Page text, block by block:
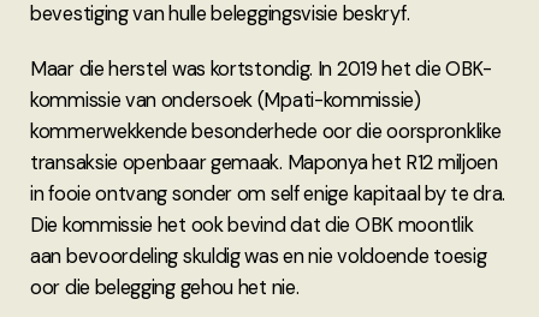
bevestiging van hulle beleggingsvisie beskryf.
Maar die herstel was kortstondig. In 2019 het die OBK-
kommissie van ondersoek (Mpati-kommissie)
kommerwekkende besonderhede oor die oorspronklike
transaksie openbaar gemaak. Maponya het R12 miljoen
in fooie ontvang sonder om self enige kapitaal by te dra.
Die kommissie het ook bevind dat die OBK moontlik
aan bevoordeling skuldig was en nie voldoende toesig
oor die belegging gehou het nie.